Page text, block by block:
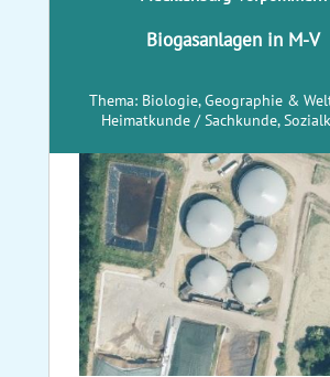
Biogasanlagen in M-V
Thema: Biologie, Geographie &
Heimatkunde / Sachkunde,